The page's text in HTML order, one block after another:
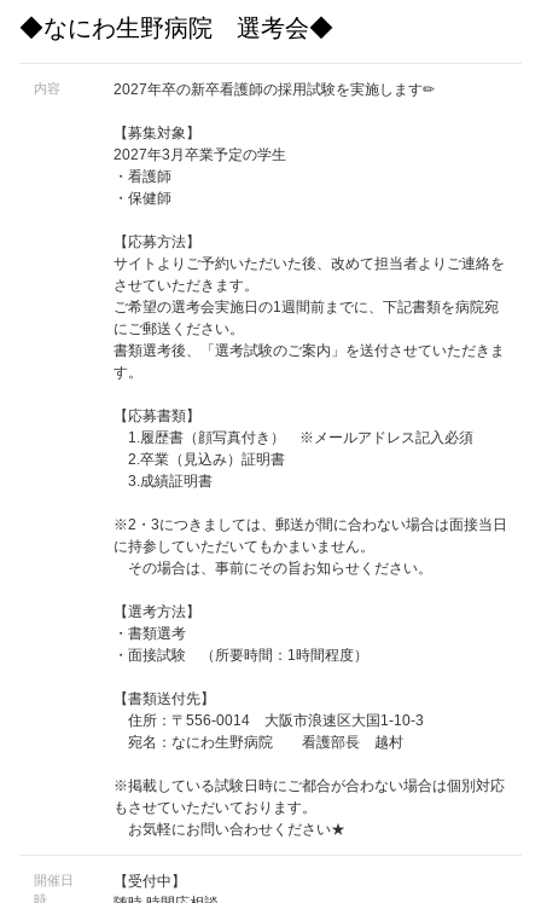
◆なにわ生野病院 選考会◆
内容 2027年卒の新卒看護師の採用試験を実施します✏
【募集対象】
2027年3月卒業予定の学生
・看護師
・保健師
【応募方法】
サイトよりご予約いただいた後、改めて担当者よりご連絡を
させていただきます。
ご希望の選考会実施日の1週間前までに、下記書類を病院宛
にご郵送ください。
書類選考後、「選考試験のご案内」を送付させていただきま
す。
【応募書類】
1.履歴書（顔写真付き） ※メールアドレス記入必須
2.卒業（見込み）証明書
3.成績証明書
※2・3につきましては、郵送が間に合わない場合は面接当日
に持参していただいてもかまいません。
その場合は、事前にその旨お知らせください。
【選考方法】
・書類選考
・面接試験 （所要時間：1時間程度）
【書類送付先】
住所：〒556-0014 大阪市浪速区大国1-10-3
宛名：なにわ生野病院 看護部長 越村
※掲載している試験日時にご都合が合わない場合は個別対応
もさせていただいております。
お気軽にお問い合わせください★
開催日
時
【受付中】